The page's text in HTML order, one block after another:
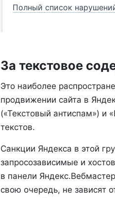
Полный список
За текстовое
Это наиболее
продвижении сайта в
(«Текстовый антиспам») и
текстов.
Санкции Яндекса в этой
запросозависимые и
в панели
свою очередь, не зависят